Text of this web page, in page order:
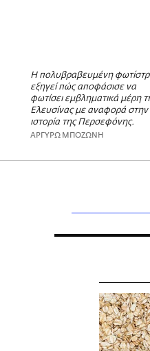
Η πολυβραβευμένη
εξηγεί πώς αποφάσισε να
φωτίσει εμβληματικά μέρη
Ελευσίνας με αναφορά στην
ιστορία της Περσεφόνης.
ΑΡΓΥΡΩ ΜΠΟΖΩΝΗ